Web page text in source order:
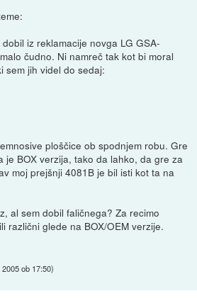
iz reklamacije novga LG GSA-
čudno. Ni namreč tak kot bi moral
sem jih videl do sedaj:
ploščice ob spodnjem robu. Gre
je BOX verzija, tako da lahko, da gre za
moj prejšnji 4081B je bil isti kot ta na
al sem dobil faličnega? Za recimo
različni glede na BOX/OEM verzije.
2005 ob 17:50)